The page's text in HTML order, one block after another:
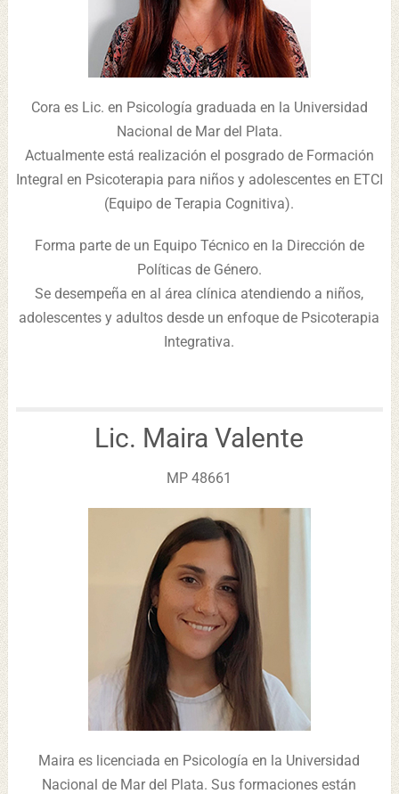
Cora es Lic. en Psicología graduada en la Universidad
Nacional de Mar del Plata.
Actualmente está realización el posgrado de Formación
Integral en Psicoterapia para niños y adolescentes en ETCI
(Equipo de Terapia Cognitiva).
Forma parte de un Equipo Técnico en la Dirección de
Políticas de Género.
Se desempeña en al área clínica atendiendo a niños,
adolescentes y adultos desde un enfoque de Psicoterapia
Integrativa.
Lic. Maira Valente
MP 48661
Maira es licenciada en Psicología en la Universidad
Nacional de Mar del Plata. Sus formaciones están